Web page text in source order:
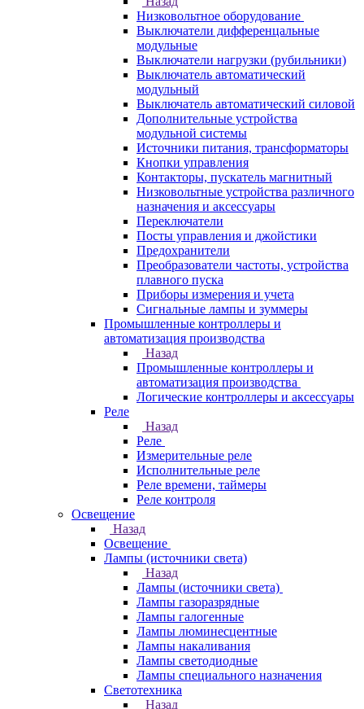
Низковольтное оборудование
Выключатели дифференцальные
модульные
Выключатели нагрузки (рубильники)
Выключатель автоматический
модульный
Выключатель автоматический силовой
Дополнительные устройства
модульной системы
Источники питания, трансформаторы
Кнопки управления
Контакторы, пускатель магнитный
Низковольтные устройства различного
назначения и аксессуары
Переключатели
Посты управления и джойстики
Предохранители
Преобразователи частоты, устройства
плавного пуска
Приборы измерения и учета
Сигнальные лампы и зуммеры
Промышленные контроллеры и
автоматизация производства
Назад
Промышленные контроллеры и
автоматизация производства
Логические контроллеры и аксессуары
Реле
Назад
Реле
Измерительные реле
Исполнительные реле
Реле времени, таймеры
Реле контроля
Освещение
Назад
Освещение
Лампы (источники света)
Назад
Лампы (источники света)
Лампы газоразрядные
Лампы галогенные
Лампы люминесцентные
Лампы накаливания
Лампы светодиодные
Лампы специального назначения
Светотехника
Назад